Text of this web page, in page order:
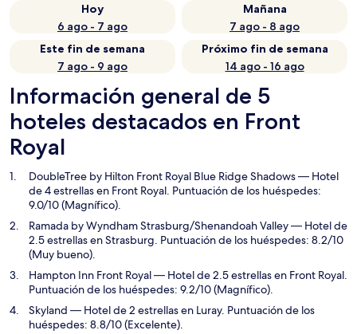
Hoy
6 ago - 7 ago
Mañana
7 ago - 8 ago
Este fin de semana
7 ago - 9 ago
Próximo fin de semana
14 ago - 16 ago
Información general de 5
hoteles destacados en Front
Royal
DoubleTree by Hilton Front Royal Blue Ridge Shadows— Hotel
de 4 estrellas en Front Royal. Puntuación de los huéspedes:
9.0/10 (Magnífico).
Ramada by Wyndham Strasburg/Shenandoah Valley— Hotel de
2.5 estrellas en Strasburg. Puntuación de los huéspedes: 8.2/10
(Muy bueno).
Hampton Inn Front Royal— Hotel de 2.5 estrellas en Front Royal.
Puntuación de los huéspedes: 9.2/10 (Magnífico).
Skyland — Hotel de 2 estrellas en Luray. Puntuación de los
huéspedes: 8.8/10 (Excelente).